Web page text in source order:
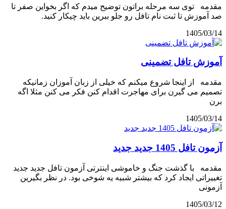
مقدمه توی سه مرحله براتون توضیح میدم که اگر بخواین صفر تا
صد آموزش تا ثبت نام تافل رو جلو ببرین باید چیکار کنید.
1405/03/14
آموزش تافل تضمینی
مقدمه از اینجا شروع میکنم که خیلی از زبان آموزان زمانیکه
تصمیم می گیرن برای مهاجرت اقدام کنن فکر می کنن مثلا اگه
برن
1405/03/14
آزمون تافل 1405 جدید جدید
مقدمه با گذشت جنگ و خاموشی اینترتی آزمون تافل جدید جدید
تغییراتی ایجاد کرد که بیشتر شبیه یه شوخی بود. در نظر بگیرین
آزمونی
1405/03/12